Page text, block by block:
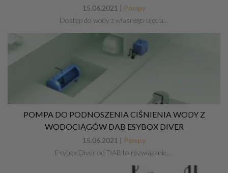
15.06.2021 | Pompy
Dostęp do wody z własnego ujęcia…
POMPA DO PODNOSZENIA CIŚNIENIA WODY Z
WODOCIĄGÓW DAB ESYBOX DIVER
15.06.2021 | Pompy
Esybox Diver od DAB to rozwiązanie,…